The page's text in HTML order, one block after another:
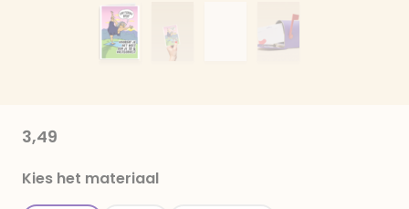
3,49
Kies het materiaal